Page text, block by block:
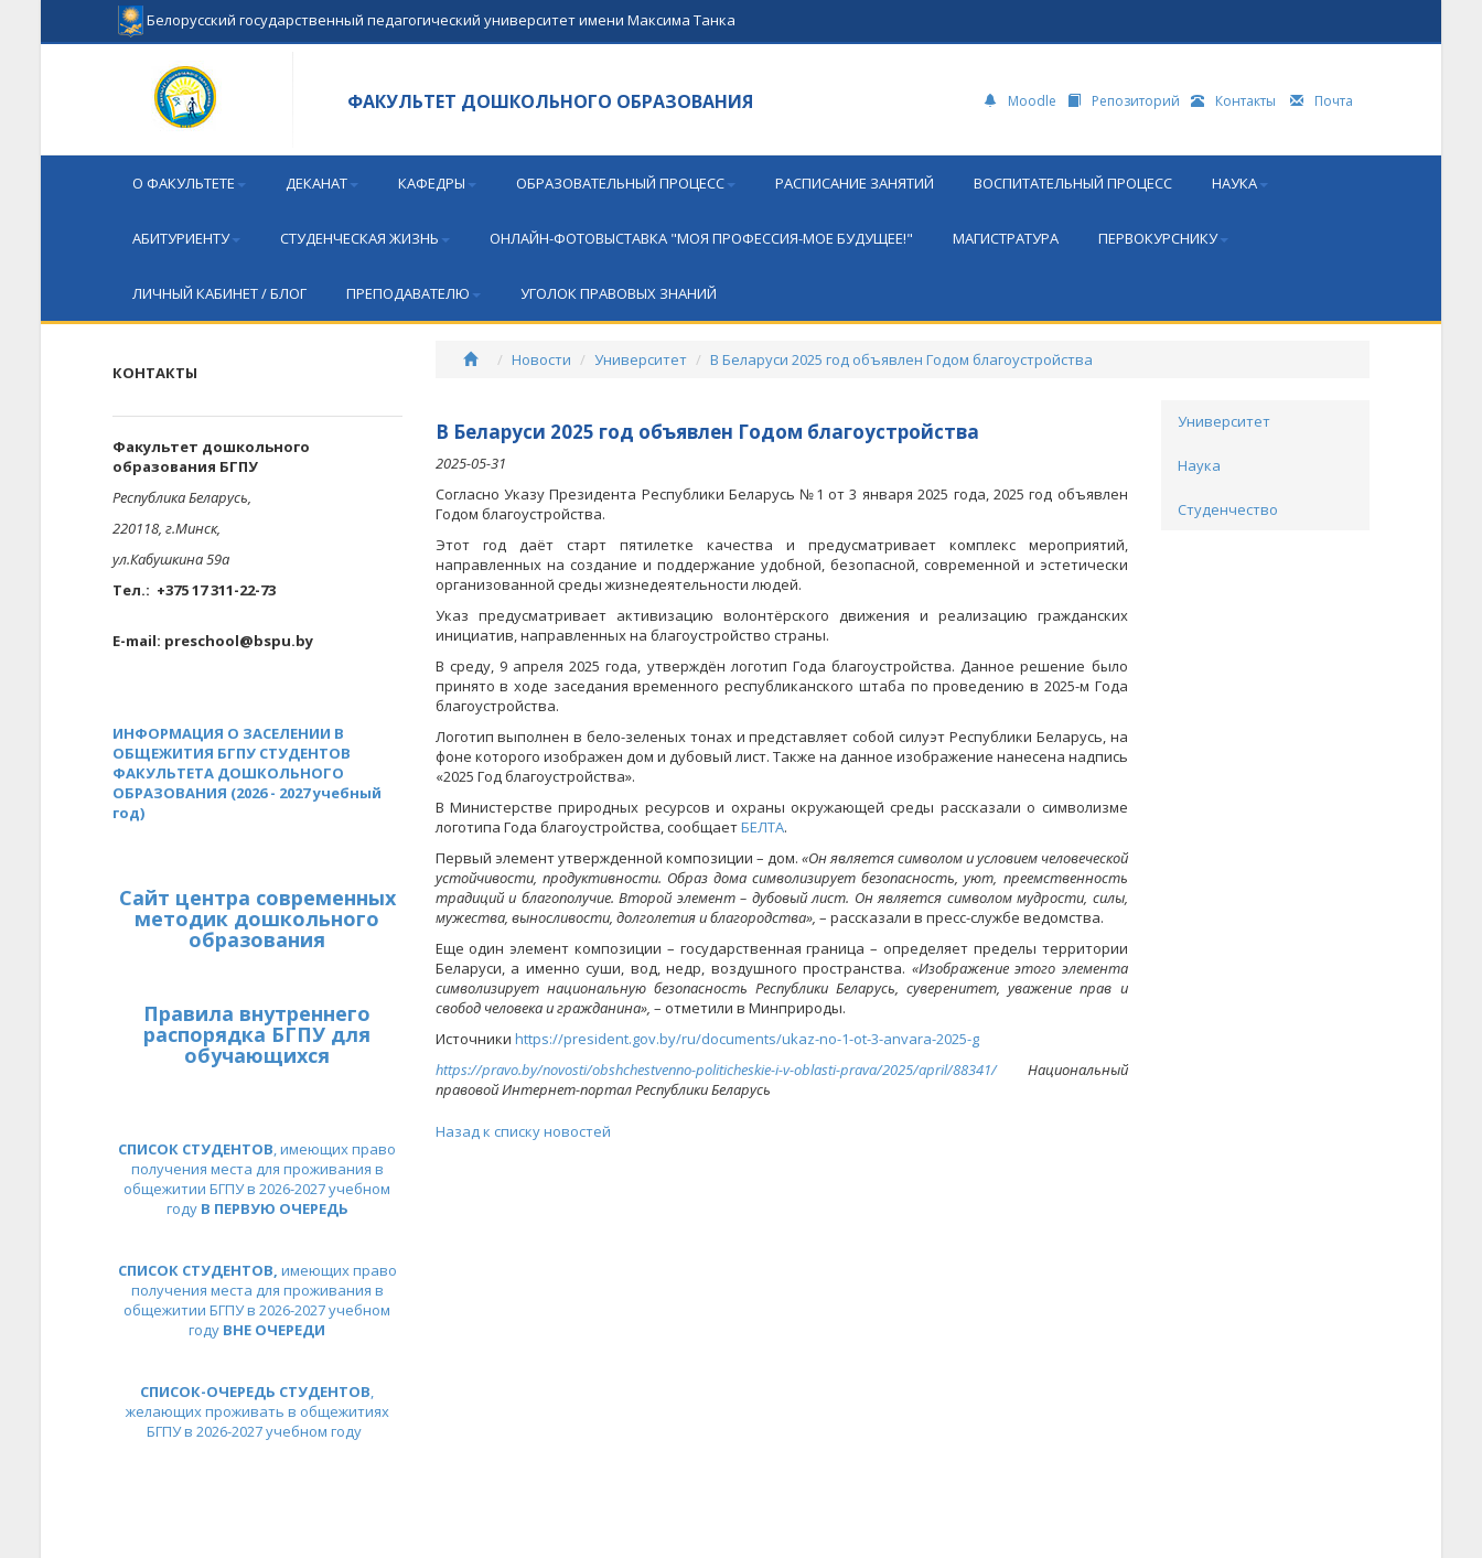
Белорусский государственный педагогический университет имени Максима Танка
ФАКУЛЬТЕТ ДОШКОЛЬНОГО ОБРАЗОВАНИЯ Moodle Репозиторий Контакты Почта
О ФАКУЛЬТЕТЕ ДЕКАНАТ КАФЕДРЫ ОБРАЗОВАТЕЛЬНЫЙ ПРОЦЕСС РАСПИСАНИЕ ЗАНЯТИЙ ВОСПИТАТЕЛЬНЫЙ ПРОЦЕСС НАУКА
АБИТУРИЕНТУ СТУДЕНЧЕСКАЯ ЖИЗНЬ ОНЛАЙН-ФОТОВЫСТАВКА "МОЯ ПРОФЕССИЯ-МОЕ БУДУЩЕЕ!" МАГИСТРАТУРА ПЕРВОКУРСНИКУ
ЛИЧНЫЙ КАБИНЕТ / БЛОГ ПРЕПОДАВАТЕЛЮ УГОЛОК ПРАВОВЫХ ЗНАНИЙ
КОНТАКТЫ
Факультет дошкольного
образования БГПУ
Республика Беларусь,
220118, г.Минск,
ул.Кабушкина 59а
Тел.: +375 17 311-22-73
E-mail: preschool@bspu.by
ИНФОРМАЦИЯ О ЗАСЕЛЕНИИ В
ОБЩЕЖИТИЯ БГПУ СТУДЕНТОВ
ФАКУЛЬТЕТА ДОШКОЛЬНОГО
ОБРАЗОВАНИЯ (2026 - 2027 учебный
год)
Сайт центра современных
методик дошкольного
образования
Правила внутреннего
распорядка БГПУ для
обучающихся
СПИСОК СТУДЕНТОВ, имеющих право
получения места для проживания в
общежитии БГПУ в 2026-2027 учебном
годуВ ПЕРВУЮ ОЧЕРЕДЬ
СПИСОК СТУДЕНТОВ, имеющих право
получения места для проживания в
общежитии БГПУ в 2026-2027 учебном
году ВНЕ ОЧЕРЕДИ
СПИСОК-ОЧЕРЕДЬ СТУДЕНТОВ,
желающих проживать в общежитиях
БГПУ в 2026-2027 учебном году
Новости Университет В Беларуси 2025 год объявлен Годом благоустройства
В Беларуси 2025 год объявлен Годом благоустройства
2025-05-31
Согласно Указу Президента Республики Беларусь №1 от 3 января 2025 года, 2025 год объявлен
Годом благоустройства.
Этот год даёт старт пятилетке качества и предусматривает комплекс мероприятий,
направленных на создание и поддержание удобной, безопасной, современной и эстетически
организованной среды жизнедеятельности людей.
Указ предусматривает активизацию волонтёрского движения и реализацию гражданских
инициатив, направленных на благоустройство страны.
В среду, 9 апреля 2025 года, утверждён логотип Года благоустройства. Данное решение было
принято в ходе заседания временного республиканского штаба по проведению в 2025-м Года
благоустройства.
Логотип выполнен в бело-зеленых тонах и представляет собой силуэт Республики Беларусь, на
фоне которого изображен дом и дубовый лист. Также на данное изображение нанесена надпись
«2025 Год благоустройства».
В Министерстве природных ресурсов и охраны окружающей среды рассказали о символизме
логотипа Года благоустройства, сообщаетБЕЛТА.
Первый элемент утвержденной композиции – дом. «Он является символом и условием человеческой
устойчивости, продуктивности. Образ дома символизирует безопасность, уют, преемственность
традиций и благополучие. Второй элемент – дубовый лист. Он является символом мудрости, силы,
мужества, выносливости, долголетия и благородства», – рассказали в пресс-службе ведомства.
Еще один элемент композиции – государственная граница – определяет пределы территории
Беларуси, а именно суши, вод, недр, воздушного пространства. «Изображение этого элемента
символизирует национальную безопасность Республики Беларусь, суверенитет, уважение прав и
свобод человека и гражданина», – отметили в Минприроды.
Источники https://president.gov.by/ru/documents/ukaz-no-1-ot-3-anvara-2025-g
https://pravo.by/novosti/obshchestvenno-politicheskie-i-v-oblasti-prava/2025/april/88341/
Национальный
правовой Интернет-портал Республики Беларусь
Назад к списку новостей
Университет
Наука
Студенчество